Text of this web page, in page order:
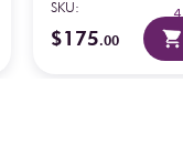
4
SKU:
$175.00